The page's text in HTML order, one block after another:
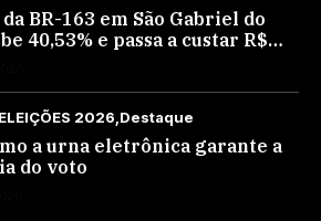
BR-163 em São Gabriel do
40,53% e passa a custar R$
2026 Destaque
a urna eletrônica garante a
do voto